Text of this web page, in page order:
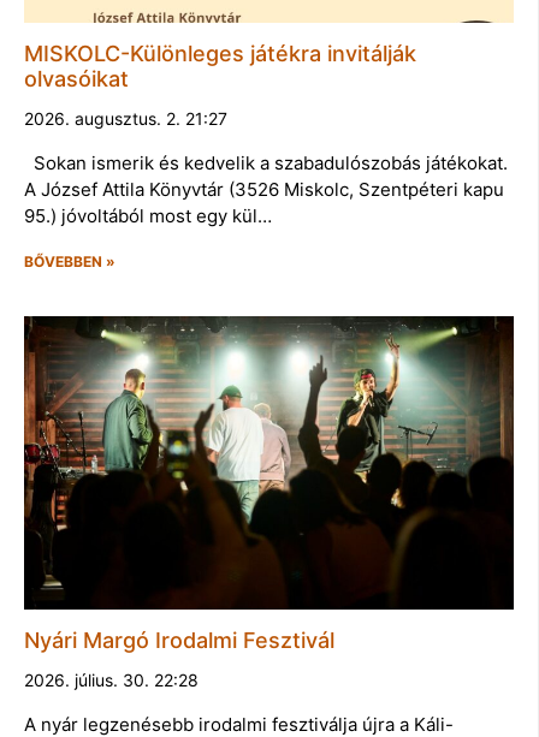
MISKOLC-Különleges játékra invitálják
olvasóikat
2026. augusztus. 2. 21:27
Sokan ismerik és kedvelik a szabadulószobás játékokat.
A József Attila Könyvtár (3526 Miskolc, Szentpéteri kapu
95.) jóvoltából most egy kül…
BŐVEBBEN »
Nyári Margó Irodalmi Fesztivál
2026. július. 30. 22:28
A nyár legzenésebb irodalmi fesztiválja újra a Káli-